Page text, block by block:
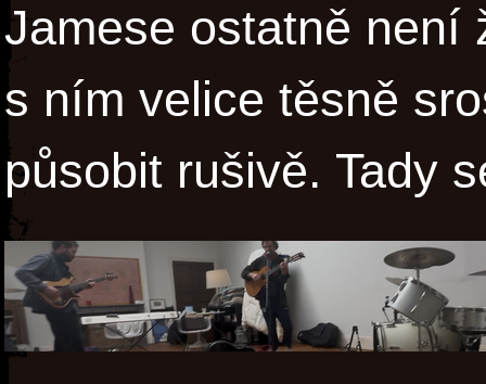
Jamese ostatně není
s ním velice těsně
působit rušivě. Tady